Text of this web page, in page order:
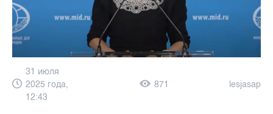
31 июля
2025 года,
12:43
871 lesjasap